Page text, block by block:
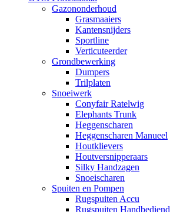
Gazononderhoud
Grasmaaiers
Kantensnijders
Sportline
Verticuteerder
Grondbewerking
Dumpers
Trilplaten
Snoeiwerk
Conyfair Ratelwig
Elephants Trunk
Heggenscharen
Heggenscharen Manueel
Houtklievers
Houtversnipperaars
Silky Handzagen
Snoeischaren
Spuiten en Pompen
Rugspuiten Accu
Rugspuiten Handbediend